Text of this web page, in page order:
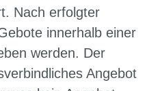
Nach erfolgter
innerhalb einer
werden. Der
Angebot